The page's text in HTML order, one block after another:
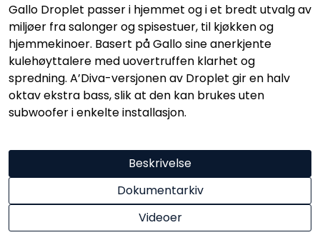
Gallo Droplet passer i hjemmet og i et bredt utvalg av
miljøer fra salonger og spisestuer, til kjøkken og
hjemmekinoer. Basert på Gallo sine anerkjente
kulehøyttalere med uovertruffen klarhet og
spredning. A’Diva-versjonen av Droplet gir en halv
oktav ekstra bass, slik at den kan brukes uten
subwoofer i enkelte installasjon.
Beskrivelse
Dokumentarkiv
Videoer